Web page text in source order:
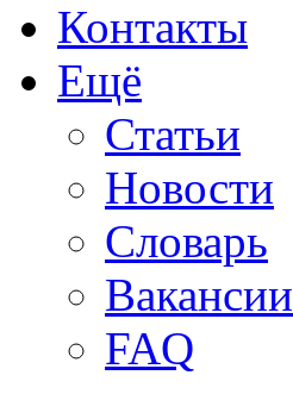
Контакты
Ещё
Статьи
Новости
Словарь
Вакансии
FAQ